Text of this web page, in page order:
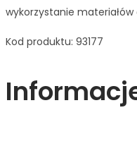
wykorzystanie
Kod produktu: 93177